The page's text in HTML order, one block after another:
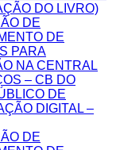
DO LIVRO)
DE
DE
PARA
NA CENTRAL
– CB DO
DE
DIGITAL –
DE